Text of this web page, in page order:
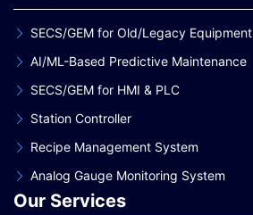
SECS/GEM for Old/Legacy Equipment
AI/ML-Based Predictive Maintenance
SECS/GEM for HMI & PLC
Station Controller
Recipe Management System
Analog Gauge Monitoring System
Our Services